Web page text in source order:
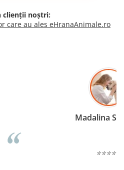
clienții noștri:
care au ales eHranaAnimale.ro